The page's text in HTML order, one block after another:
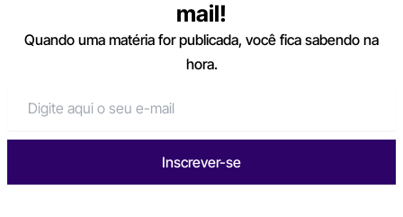
mail!
Quando uma matéria for publicada, você fica sabendo na
hora.
Inscrever-se